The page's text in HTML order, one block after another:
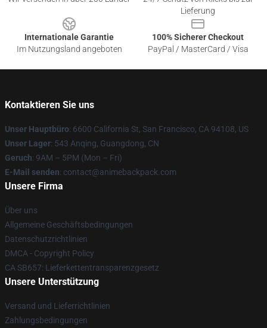
Lieferung
Internationale Garantie
Im Nutzungsland angeboten
100% Sicherer Checkout
PayPal / MasterCard / Visa
Kontaktieren Sie uns
Unser Hauptbüro: 6600 California St, San Francisco, CA 94108, US
Unser Lager: 543 Anqing, Guangdong, CN
Geruch: 9AM – 5PM (Mon – Fri)
E-Mail senden: contact@animebackpack.com
Unsere Firma
Über uns
Allgemeine Geschäftsbedingungen
Datenschutzrichtlinien
DMCA - Copyright Policy
CA SB657: Lieferkettentransparenzgesetz
Unsere Unterstützung
Versand und Lieferrichtlinien
Zahlungsbedingungen